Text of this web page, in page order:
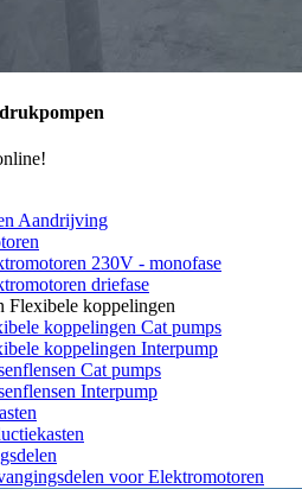
Aandrijving
230V - monofase
driefase
Flexibele koppelingen
koppelingen Cat pumps
koppelingen Interpump
Cat pumps
Interpump
voor Elektromotoren